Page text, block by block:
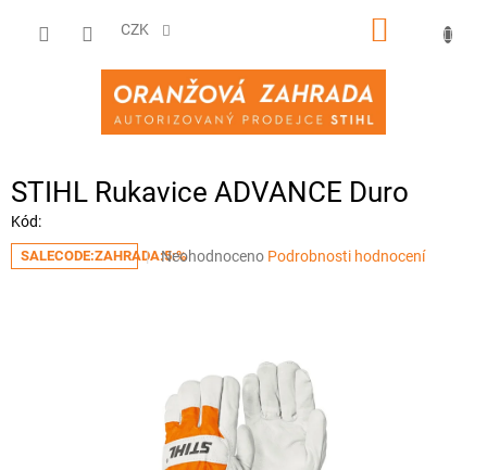
CZK
NÁKUPNÍ
STIHL Rukavice ADVANCE Duro
Kód:
SALECODE:ZAHRADA:5:%Průměrné
hvězdiček.
Neohodnoceno Podrobnosti hodnocení